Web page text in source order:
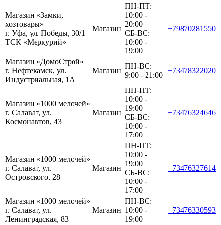
Магазин «Замки,
хозтовары»
г. Уфа, ул. Победы, 30/1
ТСК «Меркурий»
Магазин
ПН-ПТ:
10:00 -
20:00
СБ-ВС:
10:00 -
19:00
+79870281550
Магазин «ДомоСтрой»
г. Нефтекамск, ул.
Индустриальная, 1А
Магазин
ПН-ВС:
9:00 - 21:00
+73478322020
Магазин «1000 мелочей»
г. Салават, ул.
Космонавтов, 43
Магазин
ПН-ПТ:
10:00 -
19:00
СБ-ВС:
10:00 -
17:00
+73476324646
Магазин «1000 мелочей»
г. Салават, ул.
Островского, 28
Магазин
ПН-ПТ:
10:00 -
19:00
СБ-ВС:
10:00 -
17:00
+73476327614
Магазин «1000 мелочей»
г. Салават, ул.
Ленинградская, 83
Магазин
ПН-ВС:
10:00 -
19:00
+73476330593